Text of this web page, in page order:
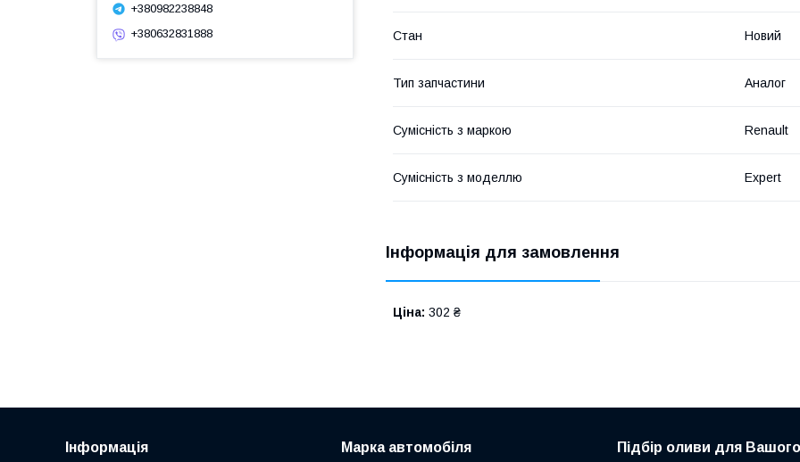
Стан Новий
Тип запчастини Аналог
Сумісність з маркою Renault
Сумісність з моделлю Expert
Інформація для замовлення
Ціна: 302 ₴
+380982238848
+380632831888
Інформація Марка автомобіля Підбір оливи для